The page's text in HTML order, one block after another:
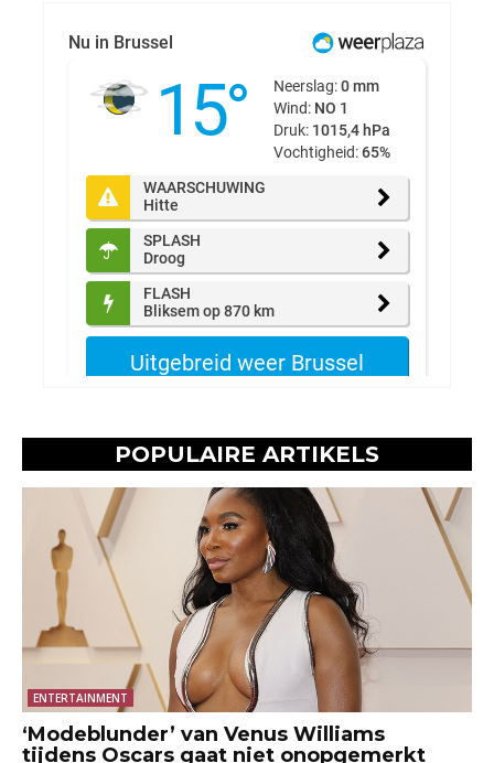
POPULAIRE ARTIKELS
ENTERTAINMENT
‘Modeblunder’ van Venus Williams
tijdens Oscars gaat niet onopgemerkt